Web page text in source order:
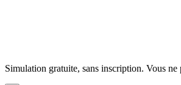
Simulation gratuite, sans inscription. Vous ne